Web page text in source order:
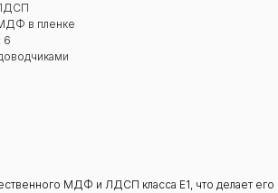
в пленке
6
МДФ и ЛДСП класса Е1, что делает его